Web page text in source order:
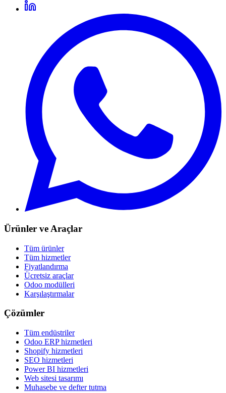
Ürünler ve Araçlar
Tüm ürünler
Tüm hizmetler
Fiyatlandırma
Ücretsiz araçlar
Odoo modülleri
Karşılaştırmalar
Çözümler
Tüm endüstriler
Odoo ERP hizmetleri
Shopify hizmetleri
SEO hizmetleri
Power BI hizmetleri
Web sitesi tasarımı
Muhasebe ve defter tutma